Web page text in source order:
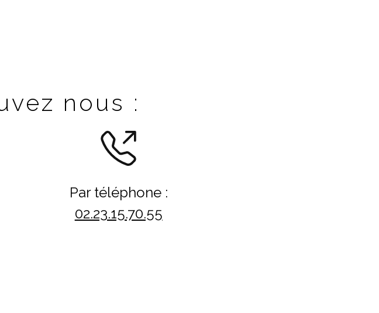
nous :
Par téléphone :
02.23.15.70.55